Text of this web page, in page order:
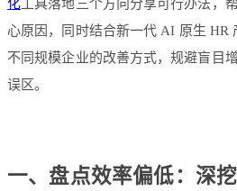
化工具落地三个方向分享可行办法，
心原因，同时结合新一代 AI 原生 HR
不同规模企业的改善方式，规避盲目
误区。
一、盘点效率偏低：深